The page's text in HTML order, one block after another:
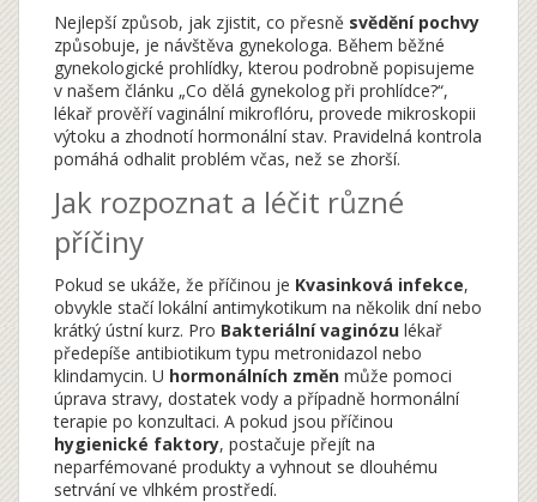
Nejlepší způsob, jak zjistit, co přesně svědění pochvy
způsobuje, je návštěva gynekologa. Během běžné
gynekologické prohlídky, kterou podrobně popisujeme
v našem článku „Co dělá gynekolog při prohlídce?“,
lékař prověří vaginální mikroflóru, provede mikroskopii
výtoku a zhodnotí hormonální stav. Pravidelná kontrola
pomáhá odhalit problém včas, než se zhorší.
Jak rozpoznat a léčit různé
příčiny
Pokud se ukáže, že příčinou je Kvasinková infekce,
obvykle stačí lokální antimykotikum na několik dní nebo
krátký ústní kurz. Pro Bakteriální vaginózu lékař
předepíše antibiotikum typu metronidazol nebo
klindamycin. U hormonálních změn může pomoci
úprava stravy, dostatek vody a případně hormonální
terapie po konzultaci. A pokud jsou příčinou
hygienické faktory, postačuje přejít na
neparfémované produkty a vyhnout se dlouhému
setrvání ve vlhkém prostředí.